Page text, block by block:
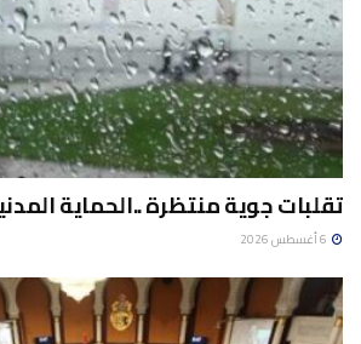
تقلبات جوية منتظرة ..الحماية